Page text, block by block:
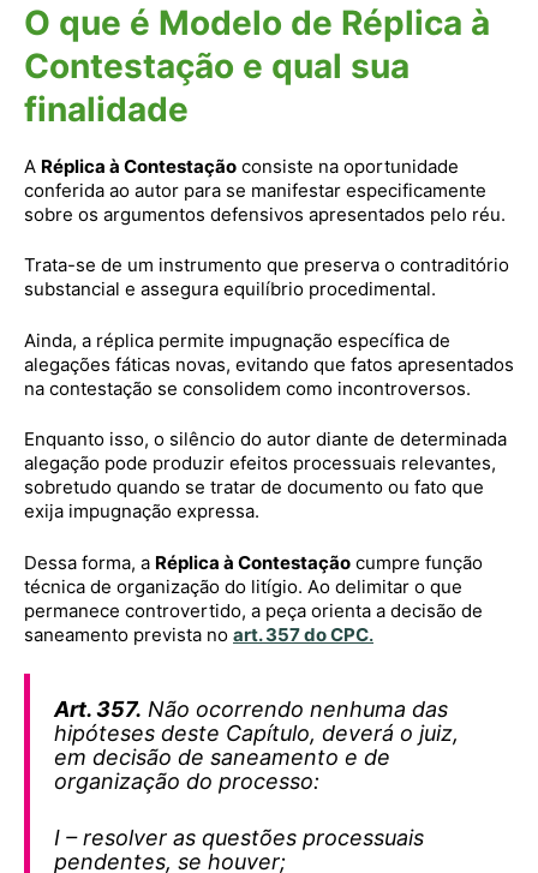
O que é Modelo de Réplica à
Contestação e qual sua
finalidade
A Réplica à Contestação consiste na oportunidade
conferida ao autor para se manifestar especificamente
sobre os argumentos defensivos apresentados pelo réu.
Trata-se de um instrumento que preserva o contraditório
substancial e assegura equilíbrio procedimental.
Ainda, a réplica permite impugnação específica de
alegações fáticas novas, evitando que fatos apresentados
na contestação se consolidem como incontroversos.
Enquanto isso, o silêncio do autor diante de determinada
alegação pode produzir efeitos processuais relevantes,
sobretudo quando se tratar de documento ou fato que
exija impugnação expressa.
Dessa forma, a Réplica à Contestação cumpre função
técnica de organização do litígio. Ao delimitar o que
permanece controvertido, a peça orienta a decisão de
saneamento prevista no art. 357 do CPC.
Art. 357. Não ocorrendo nenhuma das
hipóteses deste Capítulo, deverá o juiz,
em decisão de saneamento e de
organização do processo:
I – resolver as questões processuais
pendentes, se houver;